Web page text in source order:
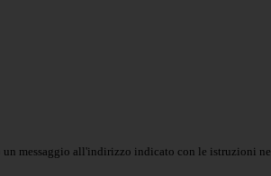
un messaggio all'indirizzo indicato con le istruzioni